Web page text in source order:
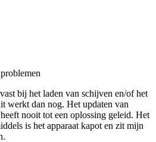
bij het laden van schijven en/of het
werkt dan nog. Het updaten van
nooit tot een oplossing geleid. Het
is het apparaat kapot en zit mijn